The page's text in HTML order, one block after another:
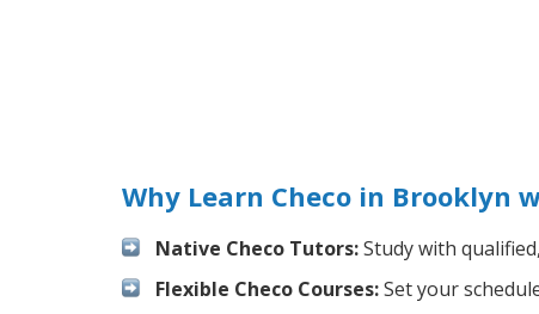
Why Learn Checo in Brooklyn
Native Checo Tutors:Study with
Flexible Checo Courses:Set your